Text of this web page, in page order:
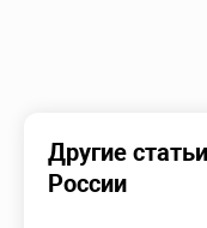
Другие
России